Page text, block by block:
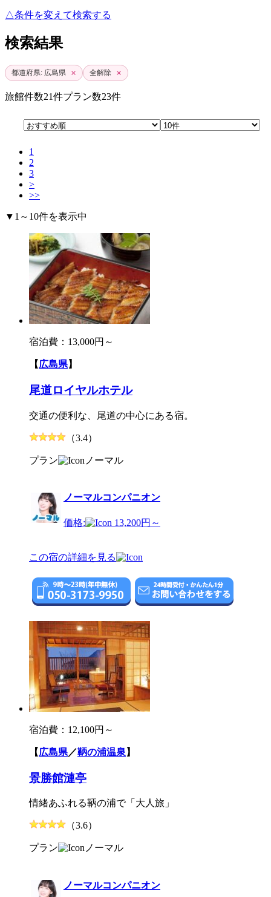
△条件を変えて検索する
検索結果
都道府県: 広島県 × 全解除 ×
旅館件数21件プラン数23件
1
2
3
>
>>
▼1～10件を表示中
宿泊費： 13,000円～
【広島県】
尾道ロイヤルホテル
交通の便利な、尾道の中心にある宿。
（3.4）
プラン ノーマル
ノーマルコンパニオン
価格: 13,200円～
この宿の詳細を見る
宿泊費： 12,100円～
【広島県／鞆の浦温泉 】
景勝館漣亭
情緒あふれる鞆の浦で「大人旅」
（3.6）
プラン ノーマル
ノーマルコンパニオン